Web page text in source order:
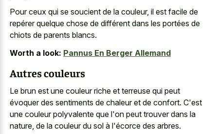
Pour ceux qui se soucient de la couleur, il est facile de
repérer quelque chose de différent dans les portées de
chiots de parents blancs.
Worth a look: Pannus En Berger Allemand
Autres couleurs
Le brun est une couleur riche et terreuse qui peut
évoquer des sentiments de chaleur et de confort. C'est
une couleur polyvalente que l'on peut trouver dans la
nature, de la couleur du sol à l'écorce des arbres.